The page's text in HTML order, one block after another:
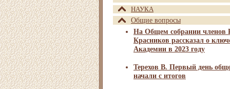
НАУКА
Общие вопросы
На Общем собрании членов
Красников рассказал о
Академии в 2023 году
Терехов В. Первый день
начали с итогов